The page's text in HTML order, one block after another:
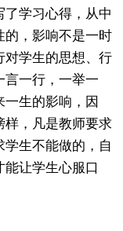
学习心得，从中
的，影响不是一时
对学生的思想、行
言一行，一举一
生的影响，因
样，凡是教师要求
生不能做的，自
让学生心服口